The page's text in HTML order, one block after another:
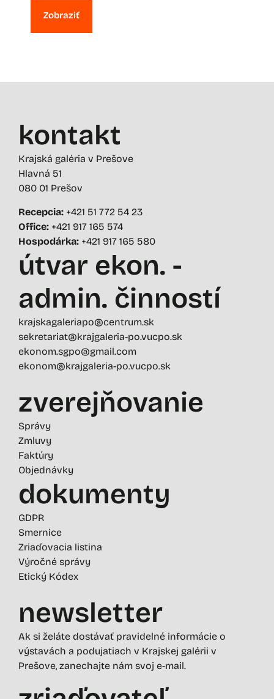
Zobraziť
kontakt
Krajská galéria v Prešove
Hlavná 51
080 01 Prešov
Recepcia: +421 51 772 54 23
Office: +421 917 165 574
Hospodárka: +421 917 165 580
útvar ekon. -
admin. činností
krajskagaleriapo@centrum.sk
sekretariat@krajgaleria-po.vucpo.sk
ekonom.sgpo@gmail.com
ekonom@krajgaleria-po.vucpo.sk
zverejňovanie
Správy
Zmluvy
Faktúry
Objednávky
dokumenty
GDPR
Smernice
Zriaďovacia listina
Výročné správy
Etický Kódex
newsletter
Ak si želáte dostávať pravidelné informácie o
výstavách a podujatiach v Krajskej galérii v
Prešove, zanechajte nám svoj e-mail.